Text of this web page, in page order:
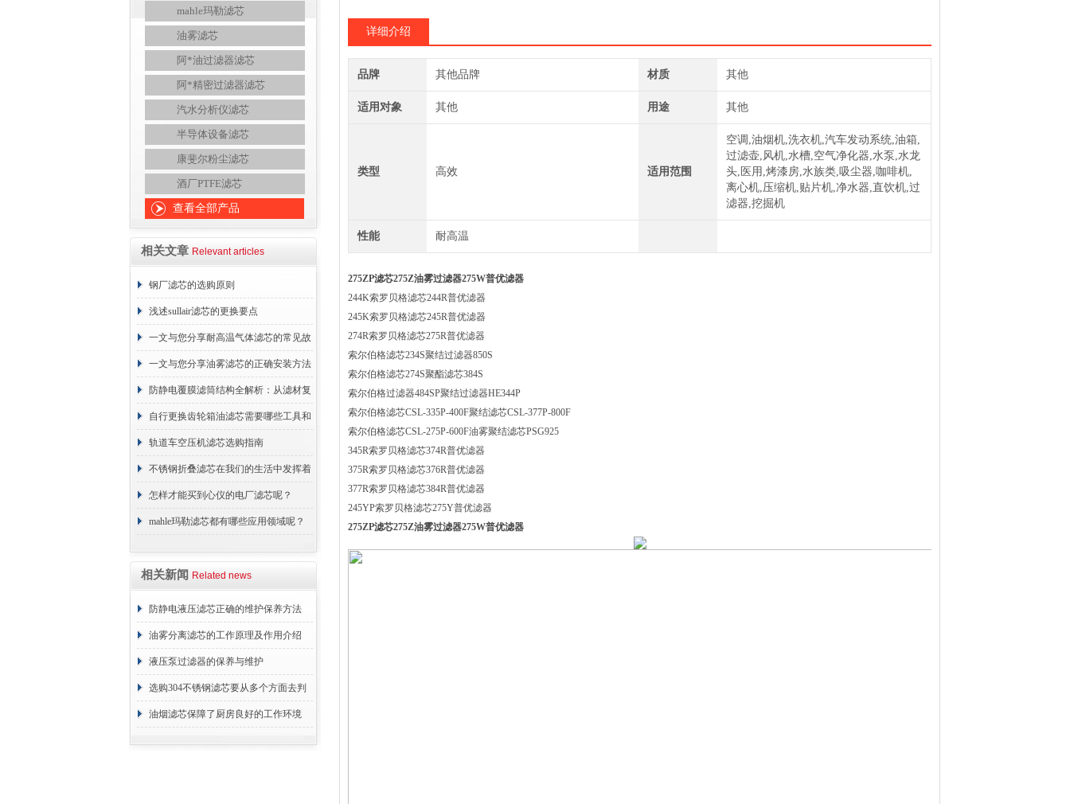
mahle玛勒滤芯
油雾滤芯
阿*油过滤器滤芯
阿*精密过滤器滤芯
汽水分析仪滤芯
半导体设备滤芯
康斐尔粉尘滤芯
酒厂PTFE滤芯
查看全部产品
相关文章 Relevant articles
钢厂滤芯的选购原则
浅述sullair滤芯的更换要点
一文与您分享耐高温气体滤芯的常见故
障相应解决方法
一文与您分享油雾滤芯的正确安装方法
防静电覆膜滤筒结构全解析：从滤材复
合到整体成型
自行更换齿轮箱油滤芯需要哪些工具和
材料？
轨道车空压机滤芯选购指南
不锈钢折叠滤芯在我们的生活中发挥着
哪些作用呢？
怎样才能买到心仪的电厂滤芯呢？
mahle玛勒滤芯都有哪些应用领域呢？
相关新闻 Related news
防静电液压滤芯正确的维护保养方法
油雾分离滤芯的工作原理及作用介绍
液压泵过滤器的保养与维护
选购304不锈钢滤芯要从多个方面去判
断
油烟滤芯保障了厨房良好的工作环境
详细介绍
品牌 其他品牌 材质 其他
适用对象 其他 用途 其他
类型 高效 适用范围
空调,油烟机,洗衣机,汽车发动系统,油箱,
过滤壶,风机,水槽,空气净化器,水泵,水龙
头,医用,烤漆房,水族类,吸尘器,咖啡机,
离心机,压缩机,贴片机,净水器,直饮机,过
滤器,挖掘机
性能 耐高温
275ZP滤芯275Z油雾过滤器275W普优滤器
244K索罗贝格滤芯244R普优滤器
245K索罗贝格滤芯245R普优滤器
274R索罗贝格滤芯275R普优滤器
索尔伯格滤芯234S聚结过滤器850S
索尔伯格滤芯274S聚酯滤芯384S
索尔伯格过滤器484SP聚结过滤器HE344P
索尔伯格滤芯CSL-335P-400F聚结滤芯CSL-377P-800F
索尔伯格滤芯CSL-275P-600F油雾聚结滤芯PSG925
345R索罗贝格滤芯374R普优滤器
375R索罗贝格滤芯376R普优滤器
377R索罗贝格滤芯384R普优滤器
245YP索罗贝格滤芯275Y普优滤器
275ZP滤芯275Z油雾过滤器275W普优滤器